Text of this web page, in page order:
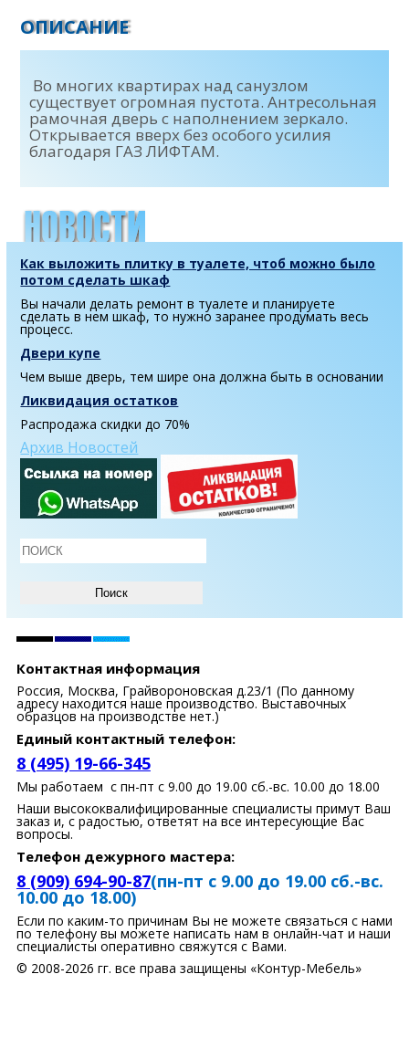
ОПИСАНИЕ
Во многих квартирах над санузлом
существует огромная пустота. Антресольная
рамочная дверь с наполнением зеркало.
Открывается вверх без особого усилия
благодаря ГАЗ ЛИФТАМ.
Как выложить плитку в туалете, чтоб можно было
потом сделать шкаф
Вы начали делать ремонт в туалете и планируете
сделать в нем шкаф, то нужно заранее продумать весь
процесс.
Двери купе
Чем выше дверь, тем шире она должна быть в основании
Ликвидация остатков
Распродажа скидки до 70%
Архив Новостей
Контактная информация
Россия, Москва, Грайвороновская д.23/1 (По данному
адресу находится наше производство. Выставочных
образцов на производстве нет.)
Единый контактный телефон:
8 (495) 19-66-345
Мы работаем с пн-пт с 9.00 до 19.00 сб.-вс. 10.00 до 18.00
Наши высококвалифицированные специалисты примут Ваш
заказ и, с радостью, ответят на все интересующие Вас
вопросы.
Телефон дежурного мастера:
8 (909) 694-90-87(пн-пт с 9.00 до 19.00 сб.-вс.
10.00 до 18.00)
Если по каким-то причинам Вы не можете связаться с нами
по телефону вы можете написать нам в онлайн-чат и наши
специалисты оперативно свяжутся с Вами.
© 2008-2026 гг. все права защищены «Контур-Мебель»